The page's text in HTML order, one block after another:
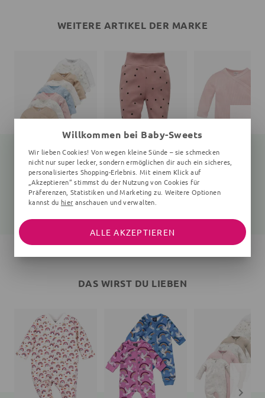
WEITERE ARTIKEL DER MARKE
Wickelbody
0-6 Monate
15,05 € 19,99 €
Schlafanzughose
Punkte, rosa
12,35 € 15,99 €
Wickelbody
DAS WIRST DU LIEBEN
Willkommen bei Baby-Sweets
Wir lieben Cookies! Von wegen kleine Sünde – sie schmecken
nicht nur super lecker, sondern ermöglichen dir auch ein sicheres,
personalisiertes Shopping-Erlebnis. Mit einem Klick auf
„Akzeptieren“ stimmst du der Nutzung von Cookies für
Präferenzen, Statistiken und Marketing zu. Weitere Optionen
kannst du hier anschauen und verwalten.
ALLE AKZEPTIEREN